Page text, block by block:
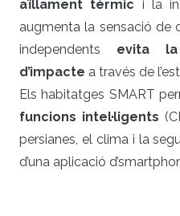
aïllament tèrmic i la
augmenta la sensació de
independents evita
d’impacte a través de
Els habitatges SMART
funcions intel·ligents
persianes, el clima i la
d’una aplicació